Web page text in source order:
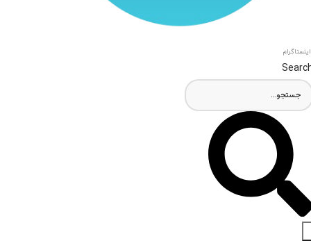
اینستاگرام